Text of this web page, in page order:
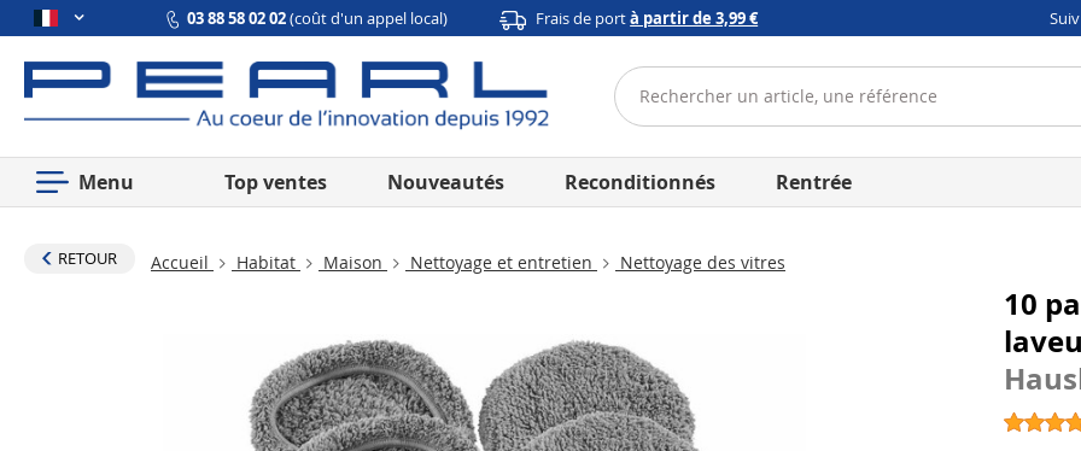
03 88 58 02 02(coût d'un appel local) Frais de portà partir de 3,99 €
Menu Top ventes Nouveautés Reconditionnés Rentrée
RETOUR Accueil Habitat Maison Nettoyage et entretien Nettoyage des vitres
10